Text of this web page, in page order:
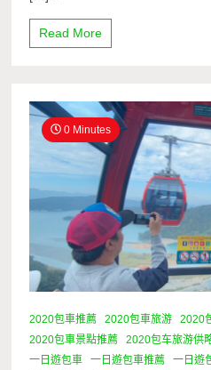
Read More
0 Minutes
2020包車推薦 2020包車旅游 2020
2020包車景點推薦
2020包车旅游供
一日遊包車
一日遊包車推薦 一日遊